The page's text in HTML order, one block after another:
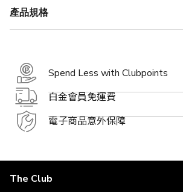
產品規格
Spend Less with Clubpoints
白金會員免運費
電子商品意外保障
The Club